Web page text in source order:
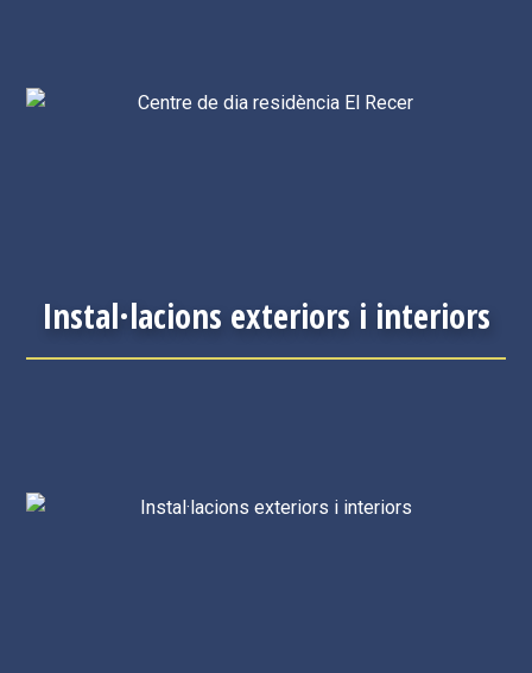
Instal·lacions exteriors i interiors